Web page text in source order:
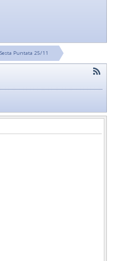
Sesta Puntata 25/11